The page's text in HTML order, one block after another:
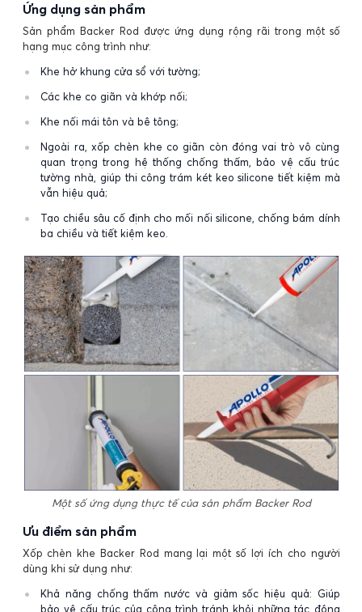
Ứng dụng sản phẩm
Sản phẩm Backer Rod được ứng dụng rộng rãi trong một số
hạng mục công trình như:
Khe hở khung cửa sổ với tường;
Các khe co giãn và khớp nối;
Khe nối mái tôn và bê tông;
Ngoài ra, xốp chèn khe co giãn còn đóng vai trò vô cùng
quan trọng trong hệ thống chống thấm, bảo vệ cấu trúc
tường nhà, giúp thi công trám két keo silicone tiết kiệm mà
vẫn hiệu quả;
Tạo chiều sâu cố định cho mối nối silicone, chống bám dính
ba chiều và tiết kiệm keo.
Một số ứng dụng thực tế của sản phẩm Backer Rod
Ưu điểm sản phẩm
Xốp chèn khe Backer Rod mang lại một số lợi ích cho người
dùng khi sử dụng như:
Khả năng chống thấm nước và giảm sốc hiệu quả: Giúp
bảo vệ cấu trúc của công trình tránh khỏi những tác động